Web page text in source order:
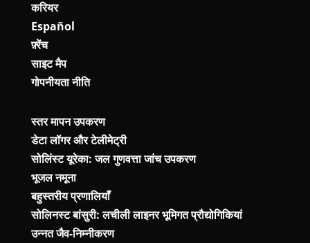
करियर
Español
फ़्रेंच
साइट मैप
गोपनीयता नीति
स्तर मापन उपकरण
डेटा लॉगर और टेलीमेट्री
सोलिंस्ट यूरेका: जल गुणवत्ता जांच उपकरण
भूजल नमूना
बहुस्तरीय प्रणालियाँ
सोलिनस्ट बांसुरी: लचीली लाइनर भूमिगत प्रौद्योगिकियां
उन्नत जैव-निम्नीकरण